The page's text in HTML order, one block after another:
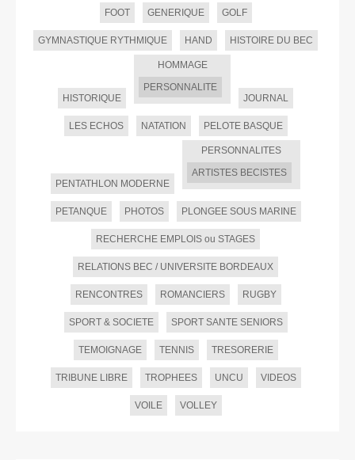
FOOT GENERIQUE GOLF
GYMNASTIQUE RYTHMIQUE HAND HISTOIRE DU BEC
HISTORIQUE
HOMMAGE
PERSONNALITE
JOURNAL
LES ECHOS NATATION PELOTE BASQUE
PENTATHLON MODERNE
PERSONNALITES
ARTISTES BECISTES
PETANQUE PHOTOS PLONGEE SOUS MARINE
RECHERCHE EMPLOIS ou STAGES
RELATIONS BEC / UNIVERSITE BORDEAUX
RENCONTRES ROMANCIERS RUGBY
SPORT & SOCIETE SPORT SANTE SENIORS
TEMOIGNAGE TENNIS TRESORERIE
TRIBUNE LIBRE TROPHEES UNCU VIDEOS
VOILE VOLLEY